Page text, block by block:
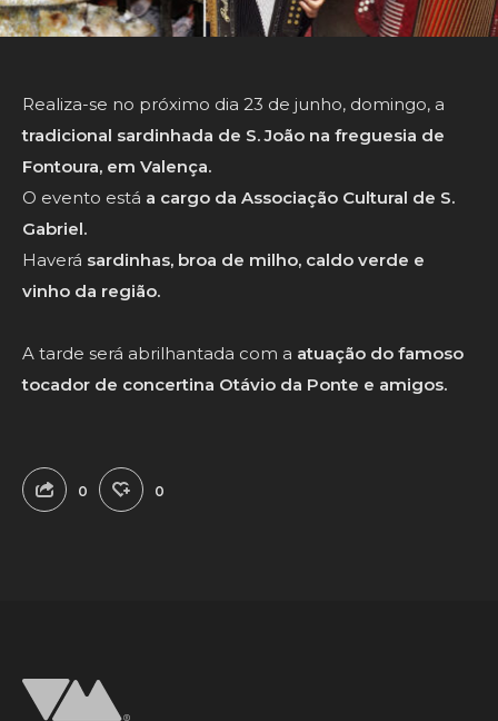
Realiza-se no próximo dia 23 de junho, domingo, a
tradicional sardinhada de S. João na freguesia de
Fontoura, em Valença.
O evento está a cargo da Associação Cultural de S.
Gabriel.
Haverá sardinhas, broa de milho, caldo verde e
vinho da região.
A tarde será abrilhantada com a atuação do famoso
tocador de concertina Otávio da Ponte e amigos.
0 0